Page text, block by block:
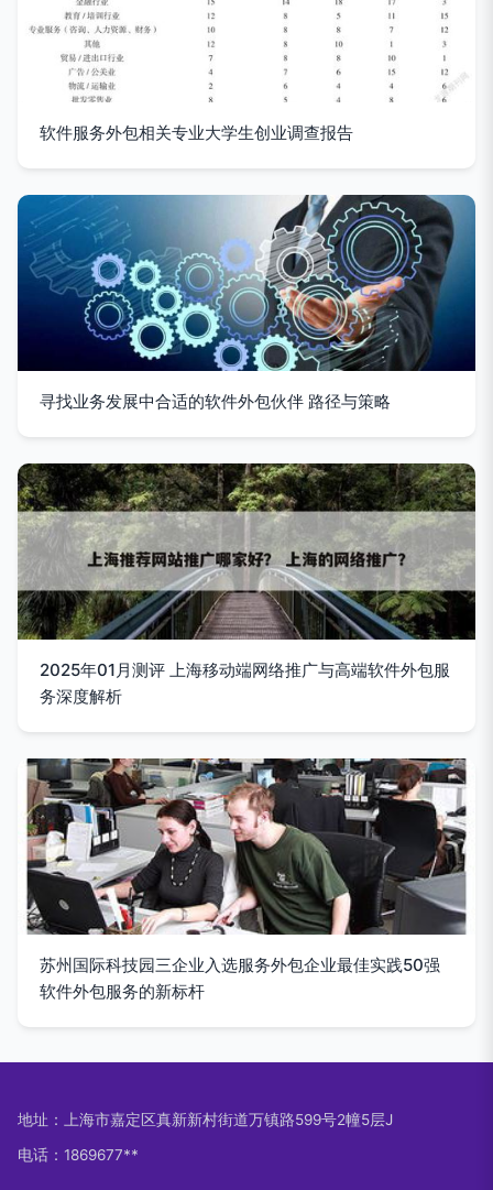
软件服务外包相关专业大学生创业调查报告
寻找业务发展中合适的软件外包伙伴 路径与策略
2025年01月测评 上海移动端网络推广与高端软件外包服
务深度解析
苏州国际科技园三企业入选服务外包企业最佳实践50强
软件外包服务的新标杆
地址：上海市嘉定区真新新村街道万镇路599号2幢5层J
电话：1869677**